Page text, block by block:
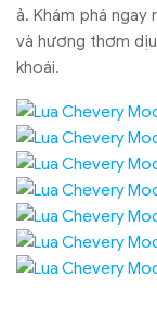
ả. Khám phá ngay
và hương thơm
khoái.